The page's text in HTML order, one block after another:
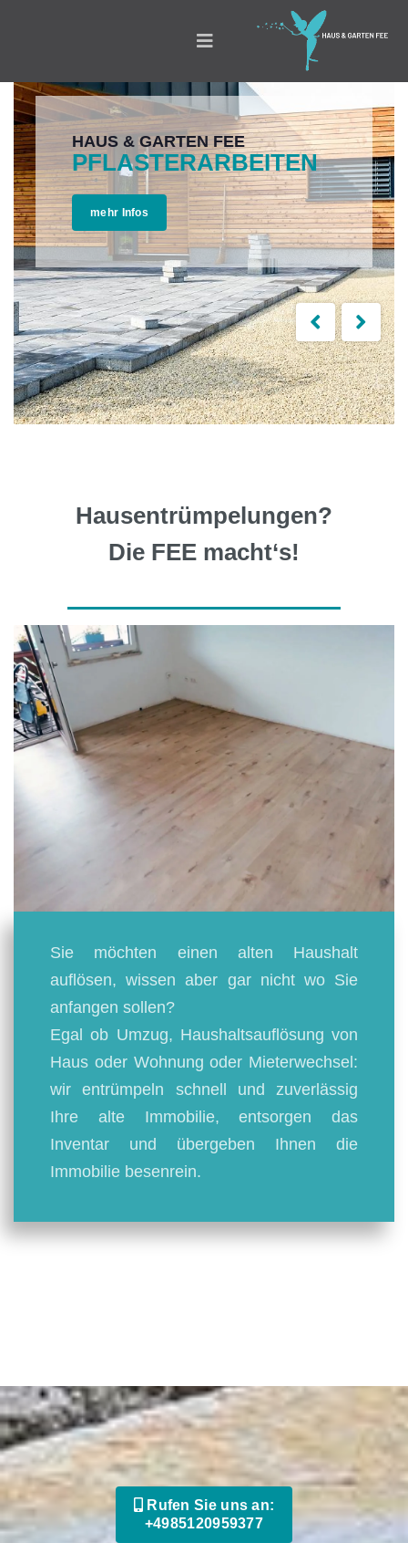
HAUS & GARTEN FEE
PFLASTERARBEITEN
mehr Infos
Hausentrümpelungen?
Die FEE macht‘s!
Sie möchten einen alten Haushalt
auflösen, wissen aber gar nicht wo Sie
anfangen sollen?
Egal ob Umzug, Haushaltsauflösung von
Haus oder Wohnung oder Mieterwechsel:
wir entrümpeln schnell und zuverlässig
Ihre alte Immobilie, entsorgen das
Inventar und übergeben Ihnen die
Immobilie besenrein.
Rufen Sie uns an:
+4985120959377